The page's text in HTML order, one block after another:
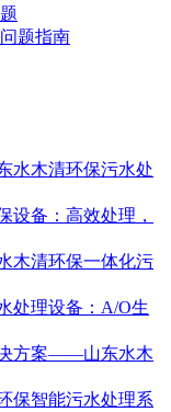
题指南
水木清环保污水处
设备：高效处理，
木清环保一体化污
处理设备：A/O生
方案——山东水木
保智能污水处理系